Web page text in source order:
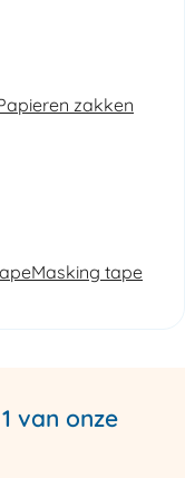
zakken
Masking tape
van onze